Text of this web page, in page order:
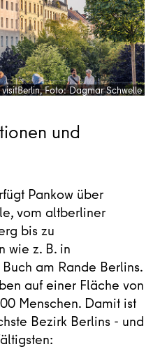
visitBerlin, Foto: Dagmar Schwelle
und
Pankow über
vom altberliner
bis zu
wie z. B. in
am Rande Berlins.
auf einer Fläche von
Menschen. Damit ist
Bezirk Berlins - und